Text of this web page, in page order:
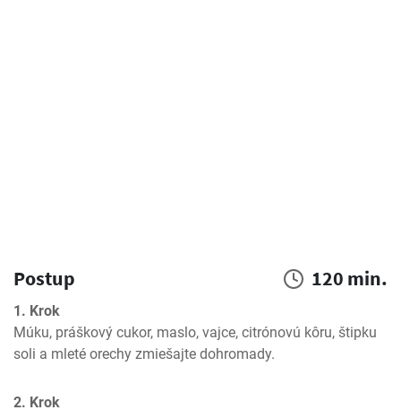
Postup 120 min.
1. Krok
Múku, práškový cukor, maslo, vajce, citrónovú kôru, štipku
soli a mleté orechy zmiešajte dohromady.
2. Krok